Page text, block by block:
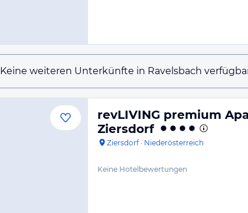
Keine weiteren Unterkünfte in Ravelsbach
revLIVING premium
Ziersdorf
Ziersdorf· Niederösterreich
Keine Hotelbewertungen